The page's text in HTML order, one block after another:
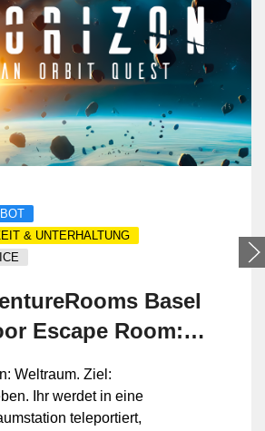
& UNTERHALTUNG
Basel
Escape Room:
Aufprall.
Weltraum. Ziel:
Ihr werdet in eine
teleportiert,